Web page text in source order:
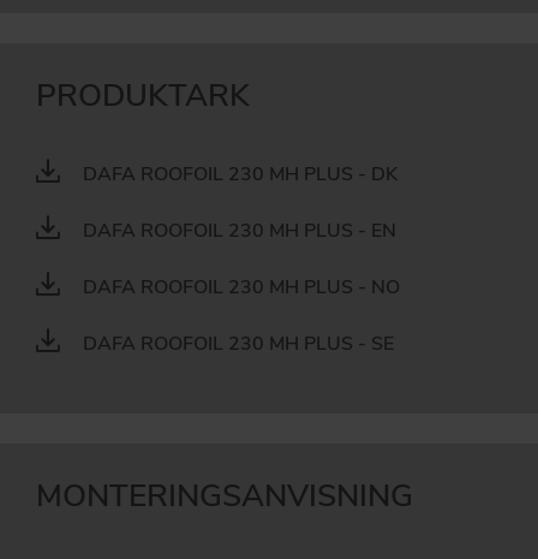
PRODUKTARK
DAFA ROOFOIL 230 MH PLUS - DK
DAFA ROOFOIL 230 MH PLUS - EN
DAFA ROOFOIL 230 MH PLUS - NO
DAFA ROOFOIL 230 MH PLUS - SE
MONTERINGSANVISNING